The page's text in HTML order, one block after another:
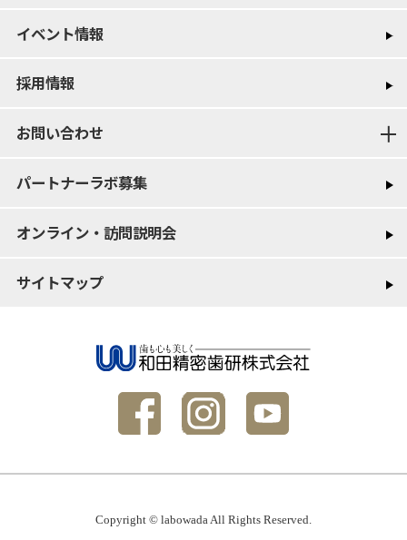
イベント情報
採用情報
お問い合わせ
パートナーラボ募集
オンライン・訪問説明会
サイトマップ
Copyright © labowada All Rights Reserved.